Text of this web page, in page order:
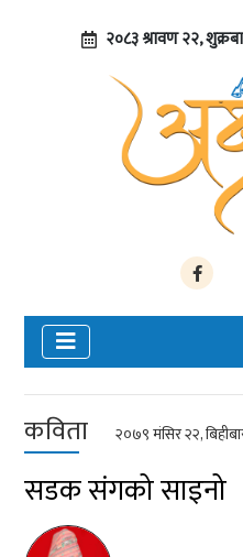
२०८३ श्रावण २२,
कविता २०७९ मंसिर २२,
सडक संगको साइनो